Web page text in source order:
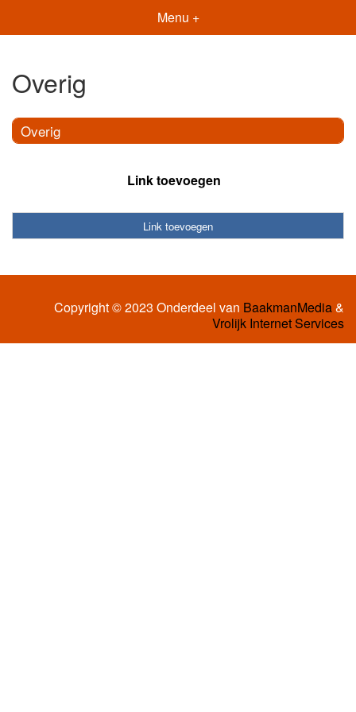
Menu +
Overig
Overig
Link toevoegen
Link toevoegen
Copyright © 2023 Onderdeel van BaakmanMedia&
Vrolijk Internet Services